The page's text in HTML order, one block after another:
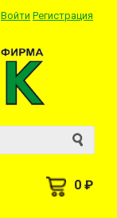
Войти Регистрация
0 ₽